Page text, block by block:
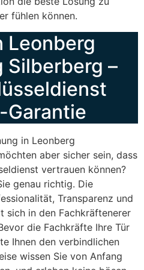
fühlen können.
Leonberg
–
Garantie
in Leonberg
aber sicher sein, dass
vertrauen können?
genau richtig. Die
Transparenz und
sich in den Fachkräftenerer
die Fachkräfte Ihre Tür
Ihnen den verbindlichen
wissen Sie von Anfang